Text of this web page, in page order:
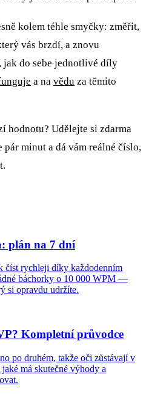
kolem téhle smyčky: změřit,
vás brzdí, a znovu
jak do sebe jednotlivé díly
a na vědu za těmito
hodnotu? Udělejte si zdarma
minut a dá vám reálné číslo,
plán na 7 dní
číst rychleji díky každodenním
báchorky o 10 000 WPM —
si opravdu udržíte.
Kompletní průvodce
po druhém, takže oči zůstávají v
má skutečné výhody a